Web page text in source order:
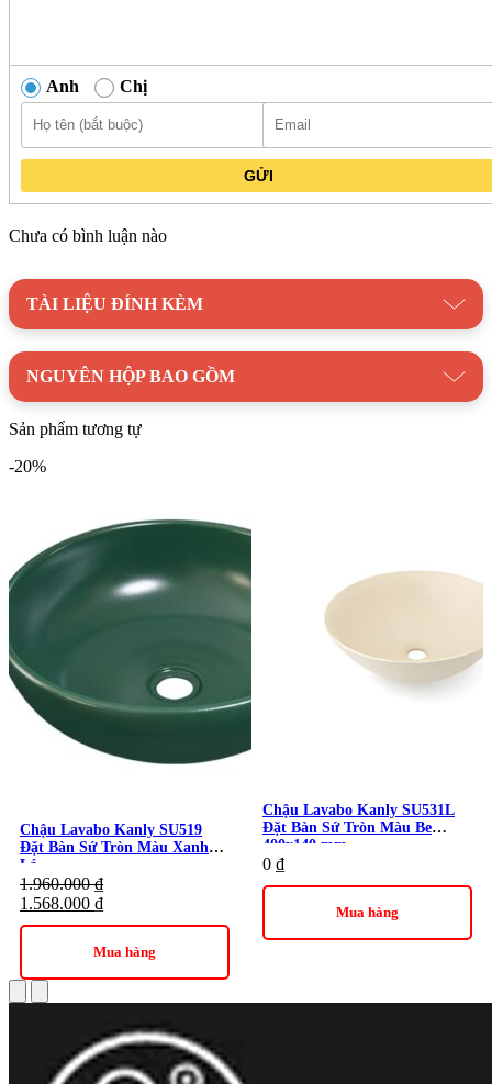
Kích thước đường kính 400 mm và chiều cao 150 mm giúp
khác nhau. Trọng lượng khoảng 15 kg hỗ trợ cố định vị trí
chậu sau khi lắp đặt, giảm thiểu tình trạng xê dịch trong quá
Lavabo Kanly MAR11V không bao gồm các phụ kiện như vòi
mỗi sản phẩm có thể có sai số nhỏ về kích thước và trọng
lượng, đây là đặc điểm thường gặp của dòng chậu đá tự nhiên.
Thương hiệu:Thiết Bị Vệ Sinh Kanly
Chậu Rửa Lavabo
Anh Chị
GỬI
Chưa có bình luận nào
TÀI LIỆU ĐÍNH KÈM
NGUYÊN HỘP BAO GỒM
Sản phẩm tương tự
-20%
Chậu Lavabo Kanly SU519
Đặt Bàn Sứ Tròn Màu Xanh
Lá
1.960.000₫
1.568.000 ₫
Mua hàng
Chậu Lavabo Kanly SU531L
Đặt Bàn Sứ Tròn Màu Be
400x140 mm
0 ₫
Mua hàng